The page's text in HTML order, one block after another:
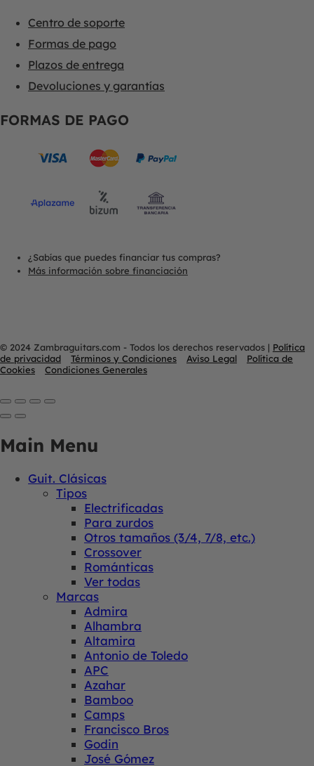
Centro de soporte
Formas de pago
Plazos de entrega
Devoluciones y garantías
FORMAS DE PAGO
¿Sabías que puedes financiar tus compras?
Más información sobre financiación
© 2024 Zambraguitars.com - Todos los derechos reservados | Política
de privacidad
Términos y Condiciones Aviso Legal
Política de
Cookies
Condiciones Generales
Main Menu
Guit. Clásicas
Tipos
Electrificadas
Para zurdos
Otros tamaños (3/4, 7/8, etc.)
Crossover
Románticas
Ver todas
Marcas
Admira
Alhambra
Altamira
Antonio de Toledo
APC
Azahar
Bamboo
Camps
Francisco Bros
Godin
José Gómez